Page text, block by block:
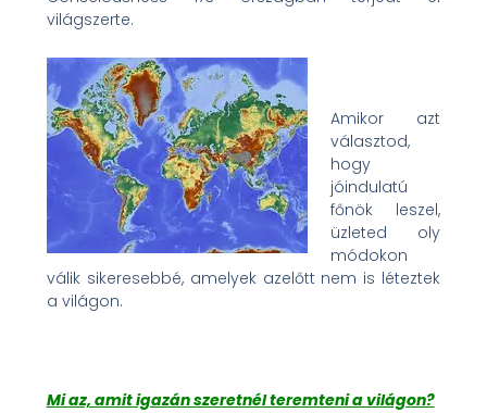
világszerte.
Amikor azt
választod,
hogy
jóindulatú
főnök leszel,
üzleted oly
módokon
válik sikeresebbé, amelyek azelőtt nem is léteztek
a világon.
Mi az, amit igazán szeretnél teremteni a világon?